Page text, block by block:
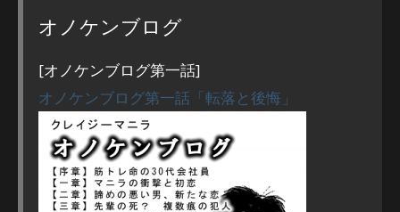
オノケンブログ
[オノケンブログ第一話]
オノケンブログ第一話「転落と後悔」